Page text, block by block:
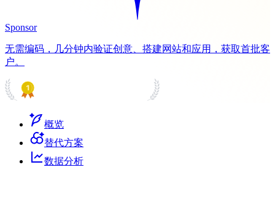
Sponsor
无需编码，几分钟内验证创意、搭建网站和应用，获取首批客
户。
概览
替代方案
数据分析